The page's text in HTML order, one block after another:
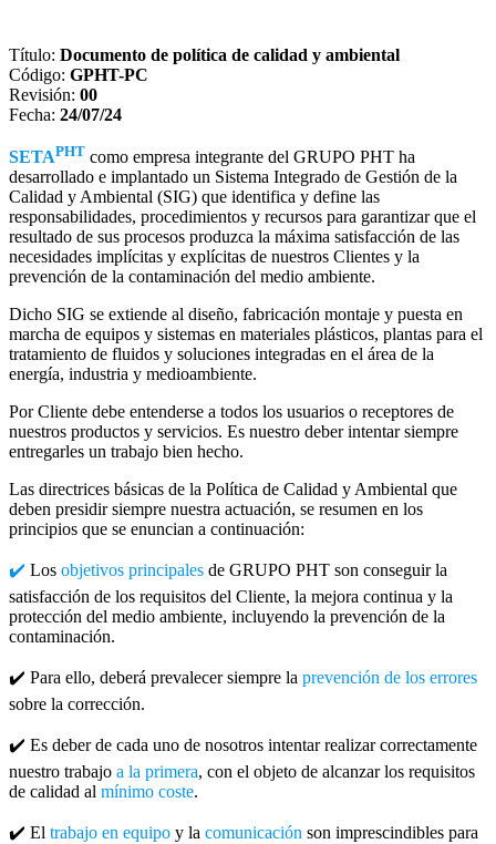
Título: Documento de política de calidad y ambiental
Código: GPHT-PC
Revisión: 00
Fecha: 24/07/24
SETAPHT como empresa integrante del GRUPO PHT ha
desarrollado e implantado un Sistema Integrado de Gestión de la
Calidad y Ambiental (SIG) que identifica y define las
responsabilidades, procedimientos y recursos para garantizar que el
resultado de sus procesos produzca la máxima satisfacción de las
necesidades implícitas y explícitas de nuestros Clientes y la
prevención de la contaminación del medio ambiente.
Dicho SIG se extiende al diseño, fabricación montaje y puesta en
marcha de equipos y sistemas en materiales plásticos, plantas para el
tratamiento de fluidos y soluciones integradas en el área de la
energía, industria y medioambiente.
Por Cliente debe entenderse a todos los usuarios o receptores de
nuestros productos y servicios. Es nuestro deber intentar siempre
entregarles un trabajo bien hecho.
Las directrices básicas de la Política de Calidad y Ambiental que
deben presidir siempre nuestra actuación, se resumen en los
principios que se enuncian a continuación:
✔️ Los objetivos principales de GRUPO PHT son conseguir la
satisfacción de los requisitos del Cliente, la mejora continua y la
protección del medio ambiente, incluyendo la prevención de la
contaminación.
✔️ Para ello, deberá prevalecer siempre la prevención de los errores
sobre la corrección.
✔️ Es deber de cada uno de nosotros intentar realizar correctamente
nuestro trabajo a la primera, con el objeto de alcanzar los requisitos
de calidad al mínimo coste.
✔️ El trabajo en equipo y la comunicación son imprescindibles para